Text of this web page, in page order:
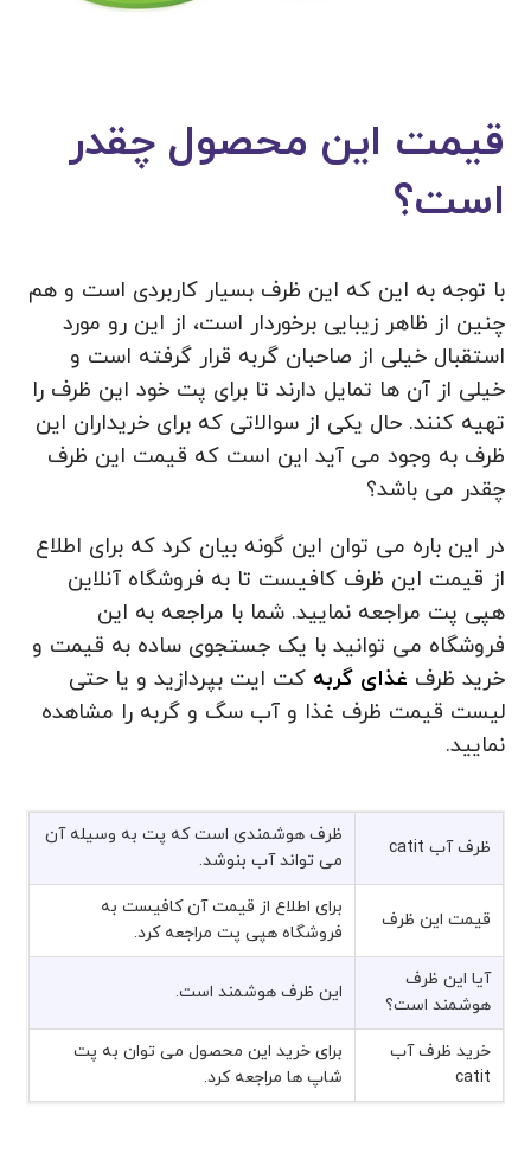
قیمت این محصول چقدر
است؟
با توجه به این که این ظرف بسیار کاربردی است و هم
چنین از ظاهر زیبایی برخوردار است، از این رو مورد
استقبال خیلی از صاحبان گربه قرار گرفته است و
خیلی از آن ها تمایل دارند تا برای پت خود این ظرف را
تهیه کنند. حال یکی از سوالاتی که برای خریداران این
ظرف به وجود می آید این است که قیمت این ظرف
چقدر می باشد؟
در این باره می‌ توان این گونه بیان کرد که برای اطلاع
از قیمت این ظرف کافیست تا به فروشگاه آنلاین
هپی پت مراجعه نمایید. شما با مراجعه به این
فروشگاه می توانید با یک جستجوی ساده به قیمت و
خرید ظرف غذای گربه کت ایت بپردازید و یا حتی
لیست قیمت ظرف غذا و آب سگ و گربه را مشاهده
نمایید.
ظرف آب catit
ظرف هوشمندی است که پت به وسیله آن
می تواند آب بنوشد.
قیمت این ظرف
برای اطلاع از قیمت آن کافیست به
فروشگاه هپی پت مراجعه کرد.
آیا این ظرف
هوشمند است؟
این ظرف هوشمند است.
خرید ظرف آب
catit
برای خرید این محصول می توان به پت
شاپ ها مراجعه کرد.